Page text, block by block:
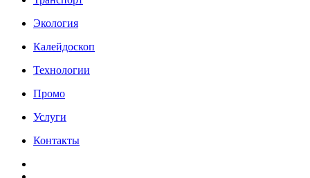
Экология
Калейдоскоп
Технологии
Промо
Услуги
Контакты